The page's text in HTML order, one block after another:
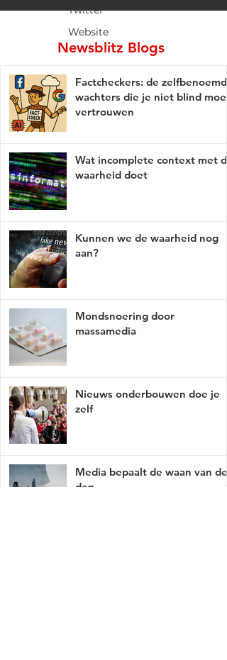
Twitter
Website
Newsblitz Blogs
Factcheckers: de zelfbenoemde
wachters die je niet blind moet
vertrouwen
Wat incomplete context met de
waarheid doet
Kunnen we de waarheid nog
aan?
Mondsnoering door
massamedia
Nieuws onderbouwen doe je
zelf
Media bepaalt de waan van de
dag